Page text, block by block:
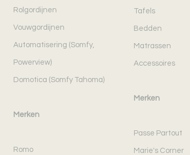
Rolgordijnen
Vouwgordijnen
Automatisering (Somfy,
Powerview)
Domotica (Somfy Tahoma)
Merken
Romo
Tafels
Bedden
Matrassen
Accessoires
Merken
Passe Partout
Marie's Corner